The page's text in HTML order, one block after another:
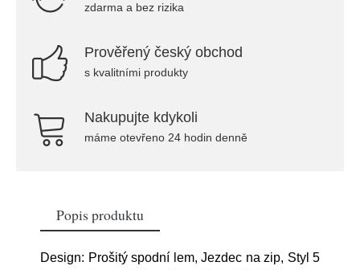
zdarma a bez rizika
Prověřený český obchod
s kvalitními produkty
Nakupujte kdykoli
máme otevřeno 24 hodin denně
Popis produktu
Design: Prošitý spodní lem, Jezdec na zip, Styl 5